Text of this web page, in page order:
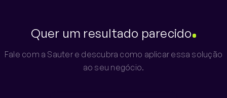
Quer um resultado parecido
Fale com a Sauter e descubra como aplicar essa solução
ao seu negócio.